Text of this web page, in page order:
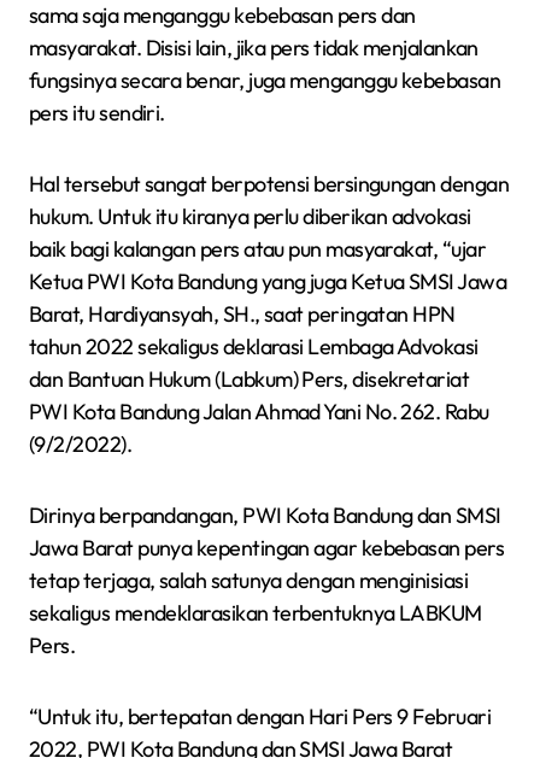
sama saja menganggu kebebasan pers dan
masyarakat. Disisi lain, jika pers tidak menjalankan
fungsinya secara benar, juga menganggu kebebasan
pers itu sendiri.
Hal tersebut sangat berpotensi bersingungan dengan
hukum. Untuk itu kiranya perlu diberikan advokasi
baik bagi kalangan pers atau pun masyarakat, “ujar
Ketua PWI Kota Bandung yang juga Ketua SMSI Jawa
Barat, Hardiyansyah, SH., saat peringatan HPN
tahun 2022 sekaligus deklarasi Lembaga Advokasi
dan Bantuan Hukum (Labkum) Pers, disekretariat
PWI Kota Bandung Jalan Ahmad Yani No. 262. Rabu
(9/2/2022).
Dirinya berpandangan, PWI Kota Bandung dan SMSI
Jawa Barat punya kepentingan agar kebebasan pers
tetap terjaga, salah satunya dengan menginisiasi
sekaligus mendeklarasikan terbentuknya LABKUM
Pers.
“Untuk itu, bertepatan dengan Hari Pers 9 Februari
2022, PWI Kota Bandung dan SMSI Jawa Barat